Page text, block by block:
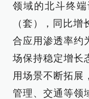
领域的北斗终
（套），同比增
合应用渗透率约
场保持稳定增长
用场景不断拓展
管理、交通等领